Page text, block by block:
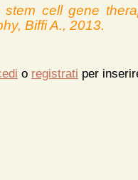
stem cell gene
Biffi A., 2013.
o registrati per